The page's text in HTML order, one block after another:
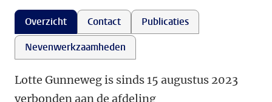
Overzicht Contact
Publicaties
Nevenwerkzaamheden
Lotte Gunneweg is sinds 15 augustus 2023
verbonden aan de afdeling